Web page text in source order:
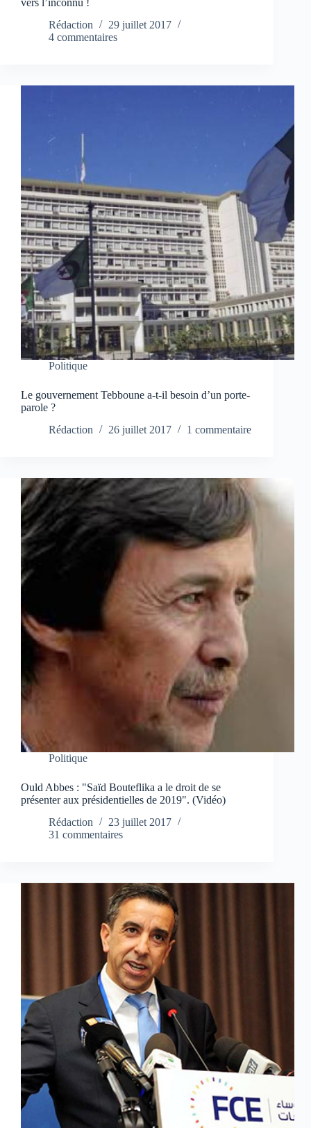
Rédaction
29 juillet 2017
4 commentaires
Politique
Le gouvernement Tebboune a-t-il besoin d’un porte-
parole ?
Rédaction
26 juillet 2017 1 commentaire
Politique
Ould Abbes : "Saïd Bouteflika a le droit de se
présenter aux présidentielles de 2019". (Vidéo)
Rédaction
23 juillet 2017
31 commentaires